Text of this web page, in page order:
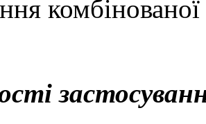
комбінованої